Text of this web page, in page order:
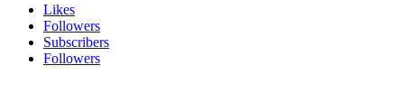
Likes
Followers
Subscribers
Followers